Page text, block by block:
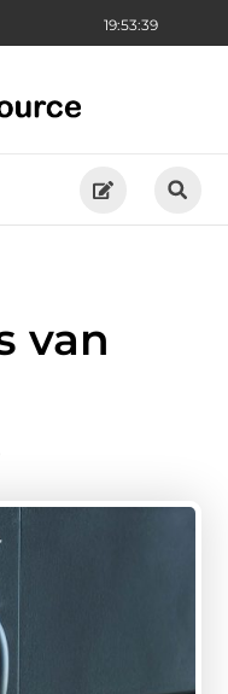
19:53:41
van